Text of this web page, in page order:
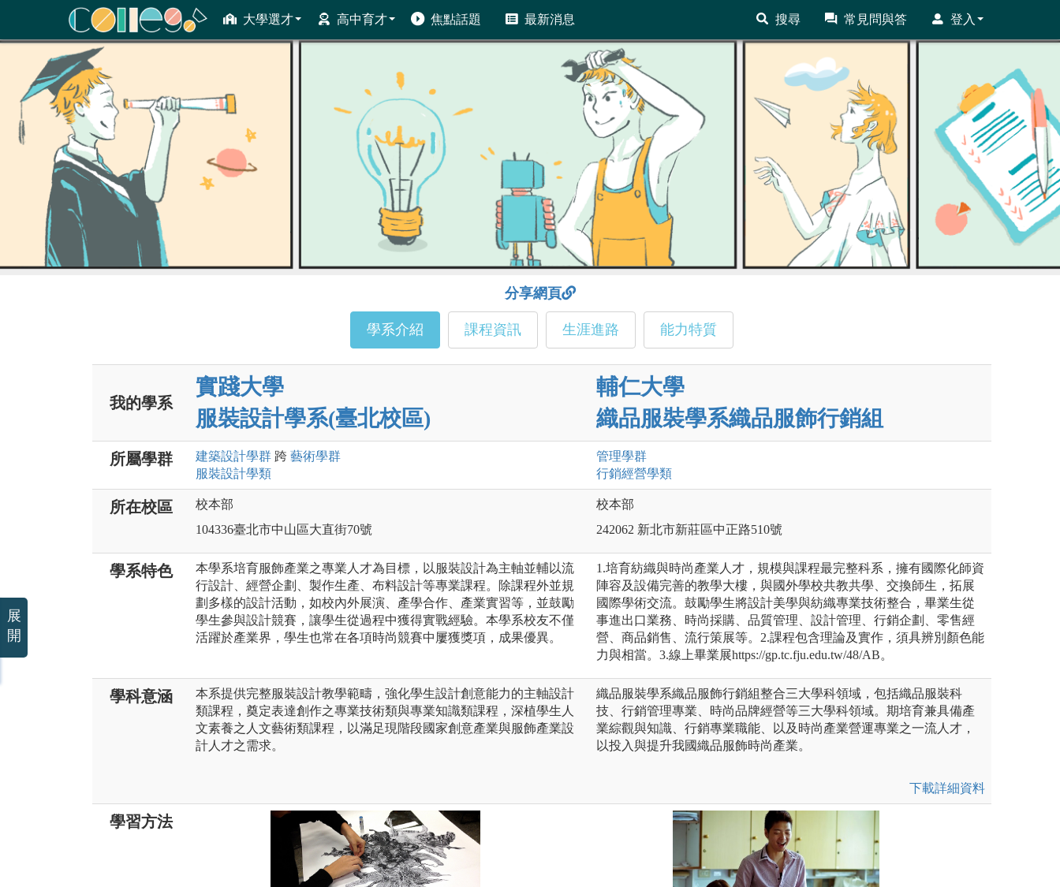
大學選才 高中育才 焦點話題 最新消息 搜尋 常見問與答 登入
ColleGo! 大學選才與高中育才輔助系統
分享網頁
學系介紹 課程資訊 生涯進路 能力特質
我的學系
實踐大學
服裝設計學系(臺北校區)
輔仁大學
織品服裝學系織品服飾行銷組
所屬學群 建築設計學群 跨 藝術學群
服裝設計學類
管理學群
行銷經營學類
所在校區
校本部
104336臺北市中山區大直街70號
校本部
242062 新北市新莊區中正路510號
學系特色
本學系培育服飾產業之專業人才為目標，以服裝設計為主軸並輔以流
行設計、經營企劃、製作生產、布料設計等專業課程。除課程外並規
劃多樣的設計活動，如校內外展演、產學合作、產業實習等，並鼓勵
學生參與設計競賽，讓學生從過程中獲得實戰經驗。本學系校友不僅
活躍於產業界，學生也常在各項時尚競賽中屢獲獎項，成果優異。
1.培育紡織與時尚產業人才，規模與課程最完整科系，擁有國際化師資
陣容及設備完善的教學大樓，與國外學校共教共學、交換師生，拓展
國際學術交流。鼓勵學生將設計美學與紡織專業技術整合，畢業生從
事進出口業務、時尚採購、品質管理、設計管理、行銷企劃、零售經
營、商品銷售、流行策展等。2.課程包含理論及實作，須具辨別顏色能
力與相當。3.線上畢業展https://gp.tc.fju.edu.tw/48/AB。
學科意涵
本系提供完整服裝設計教學範疇，強化學生設計創意能力的主軸設計
類課程，奠定表達創作之專業技術類與專業知識類課程，深植學生人
文素養之人文藝術類課程，以滿足現階段國家創意產業與服飾產業設
計人才之需求。
織品服裝學系織品服飾行銷組整合三大學科領域，包括織品服裝科
技、行銷管理專業、時尚品牌經營等三大學科領域。期培育兼具備產
業綜觀與知識、行銷專業職能、以及時尚產業營運專業之一流人才，
以投入與提升我國織品服飾時尚產業。
下載詳細資料
學習方法
展
開